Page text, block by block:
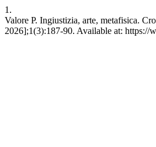
1.
Valore P. Ingiustizia, arte, metafisica.
2026];1(3):187-90. Available at: